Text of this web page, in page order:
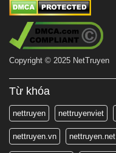
Copyright © 2025 NetTruyen
Từ khóa
nettruyen nettruyenviet
nettruyen.vn nettruyen.net